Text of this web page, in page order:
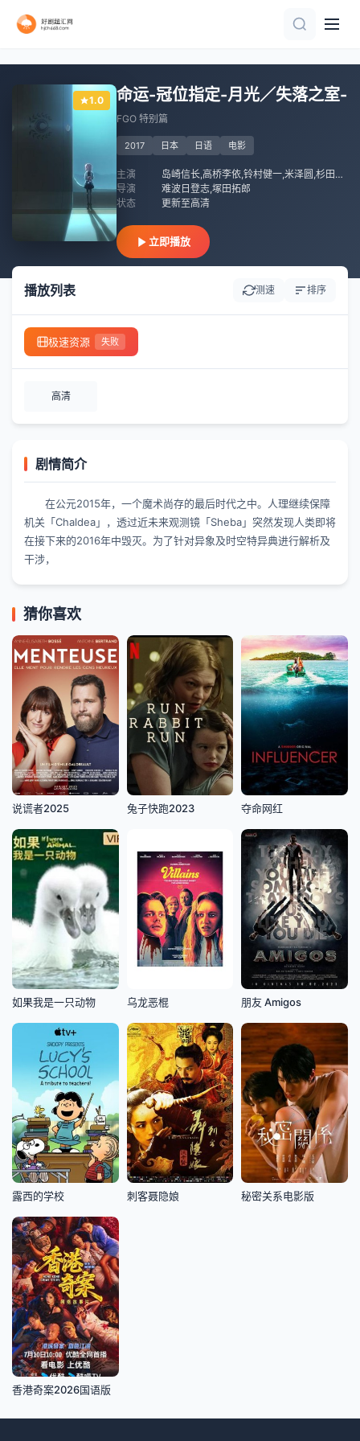
1.0 命运-冠位指定-月光／失落之室-
FGO 特别篇
2017 日本 日语 电影
主演
岛崎信长,高桥李依,铃村健一,米泽圆,杉田智和,堀江瞬
导演
难波日登志,塚田拓郎
状态
更新至高清
立即播放
播放列表 测速 排序
极速资源 失败
高清
剧情简介
在公元2015年，一个魔术尚存的最后时代之中。人理继续保障
机关「Chaldea」，透过近未来观测镜「Sheba」突然发现人类即将
在接下来的2016年中毁灭。为了针对异象及时空特异典进行解析及
干涉，
猜你喜欢
正片
说谎者2025 兔子快跑2023
HD
夺命网红
已完结
如果我是一只动物 乌龙恶棍
HD
朋友 Amigos
HD
露西的学校
正片
刺客聂隐娘
HD中字
秘密关系电影版
正片
香港奇案2026国语版